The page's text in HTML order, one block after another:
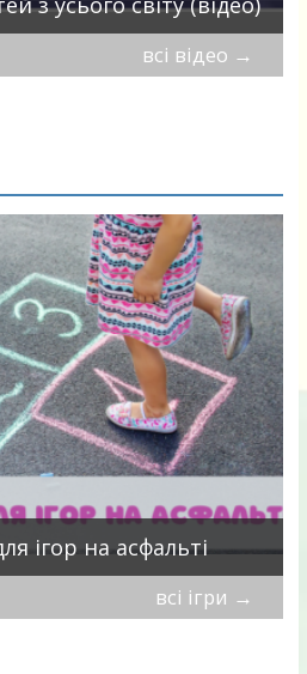
всі відео →
ігор на асфальті
всі ігри →